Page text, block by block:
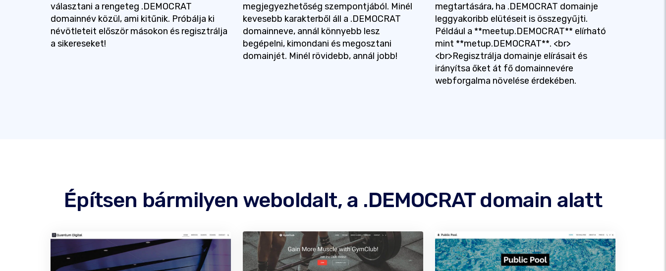
választani a rengeteg .DEMOCRAT
domainnév közül, ami kitűnik. Próbálja ki
névötleteit először másokon és regisztrálja
a sikereseket!
megjegyezhetőség szempontjából. Minél
kevesebb karakterből áll a .DEMOCRAT
domainneve, annál könnyebb lesz
begépelni, kimondani és megosztani
domainjét. Minél rövidebb, annál jobb!
megtartására, ha .DEMOCRAT domainje
leggyakoribb elütéseit is összegyűjti.
Például a **meetup.DEMOCRAT** elírható
mint **metup.DEMOCRAT**. <br>
<br>Regisztrálja domainje elírásait és
irányítsa őket át fő domainnevére
webforgalma növelése érdekében.
Építsen bármilyen weboldalt, a .DEMOCRAT domain alatt